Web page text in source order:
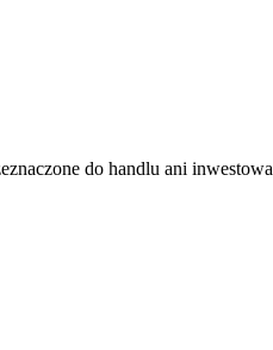
do handlu ani